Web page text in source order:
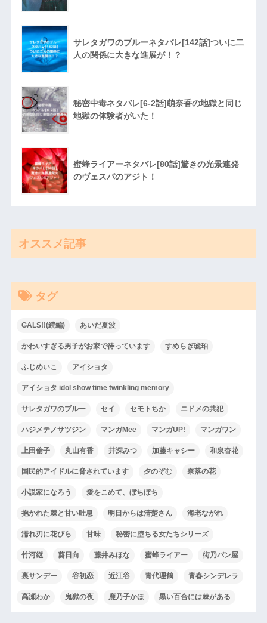
サレタガワのブルーネタバレ[142話]ついに二
人の関係に大きな進展が！？
秘密中毒ネタバレ[6-2話]萌奈香の地獄と同じ
地獄の体験者がいた！
蜜蜂ライアーネタバレ[80話]驚きの光景連発
のヴェスパのアジト！
オススメ記事
タグ
GALS!!(続編) あいだ夏波
かわいすぎる男子がお家で待っています すめらぎ琥珀
ふじめいこ アイショタ
アイショタ idol show time twinkling memory
サレタガワのブルー セイ セモトちか ニドメの共犯
ハジメテノサツジン マンガMee マンガUP! マンガワン
上田倫子 丸山有香 井深みつ 加藤キャシー 和泉杏花
国民的アイドルに脅されています 夕のぞむ 奈落の花
小説家になろう 愛をこめて、ぼちぼち
抱かれた棘と甘い吐息 明日からは清楚さん 海老ながれ
濡れ刃に花びら 甘味 秘密に堕ちる女たちシリーズ
竹河継 葵日向 藤井みほな 蜜蜂ライアー 街乃パン屋
裏サンデー 谷初恋 近江谷 青代理鶴 青春シンデレラ
高瀬わか 鬼獄の夜 鹿乃子かほ 黒い百合には棘がある